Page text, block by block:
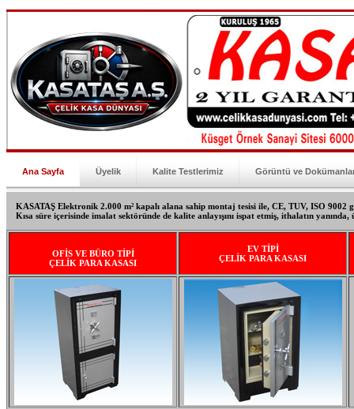
Ana Sayfa Üyelik Kalite Testlerimiz Görüntü ve
KASATAŞ Elektronik 2.000 m² kapalı alana sahip montaj tesisi ile, CE, TUV, ISO
Kısa süre içerisinde imalat sektöründe de kalite anlayışını ispat etmiş, ithalatın
OFİS VE BÜRO TİPİ
ÇELİK PARA KASASI
EV TİPİ
ÇELİK PARA KASASI